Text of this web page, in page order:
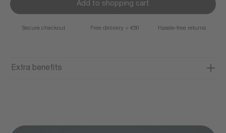
Add to shopping cart
Secure checkout Free delivery > €50 Hassle-free returns
Extra benefits